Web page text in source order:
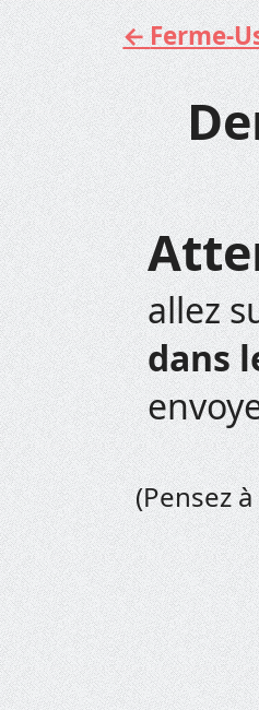
Aller
au
contenu
Ferme-
allez
dans
(Pensez